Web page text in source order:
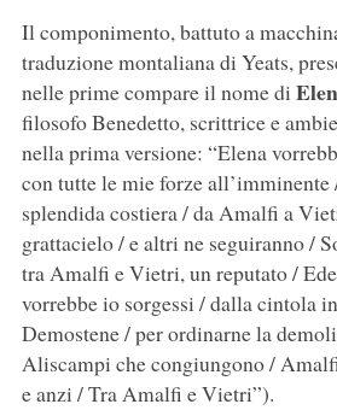
Il componimento, battuto a
traduzione montaliana di Yeats,
nelle prime compare il nome di
filosofo Benedetto, scrittrice e
nella prima versione: “Elena
con tutte le mie forze all’imminente
splendida costiera / da Amalfi a
grattacielo / e altri ne seguiranno /
tra Amalfi e Vietri, un reputato /
vorrebbe io sorgessi / dalla cintola
Demostene / per ordinarne la
Aliscampi che congiungono /
e anzi / Tra Amalfi e Vietri”).